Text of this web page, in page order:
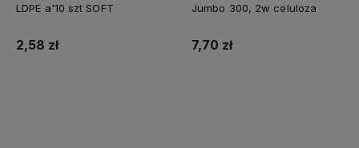
LDPE a'10 szt SOFT
2,58 zł
Jumbo 300, 2w celuloza
7,70 zł